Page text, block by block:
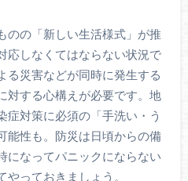
のの「新しい生活様式」が推
応しなくてはならない状況で
る災害などが同時に発生する
対する心構えが必要です。地
症対策に必須の「手洗い・う
能性も。防災は日頃からの備
になってパニックにならない
っておきましょう。